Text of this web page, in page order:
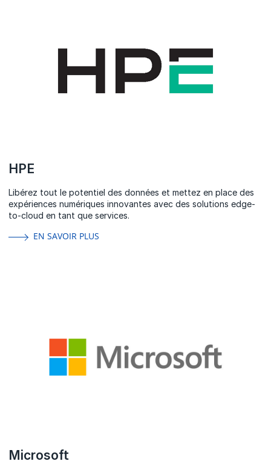
HPE
Libérez tout le potentiel des données et mettez en place des
expériences numériques innovantes avec des solutions edge-
to-cloud en tant que services.
EN SAVOIR PLUS
Microsoft